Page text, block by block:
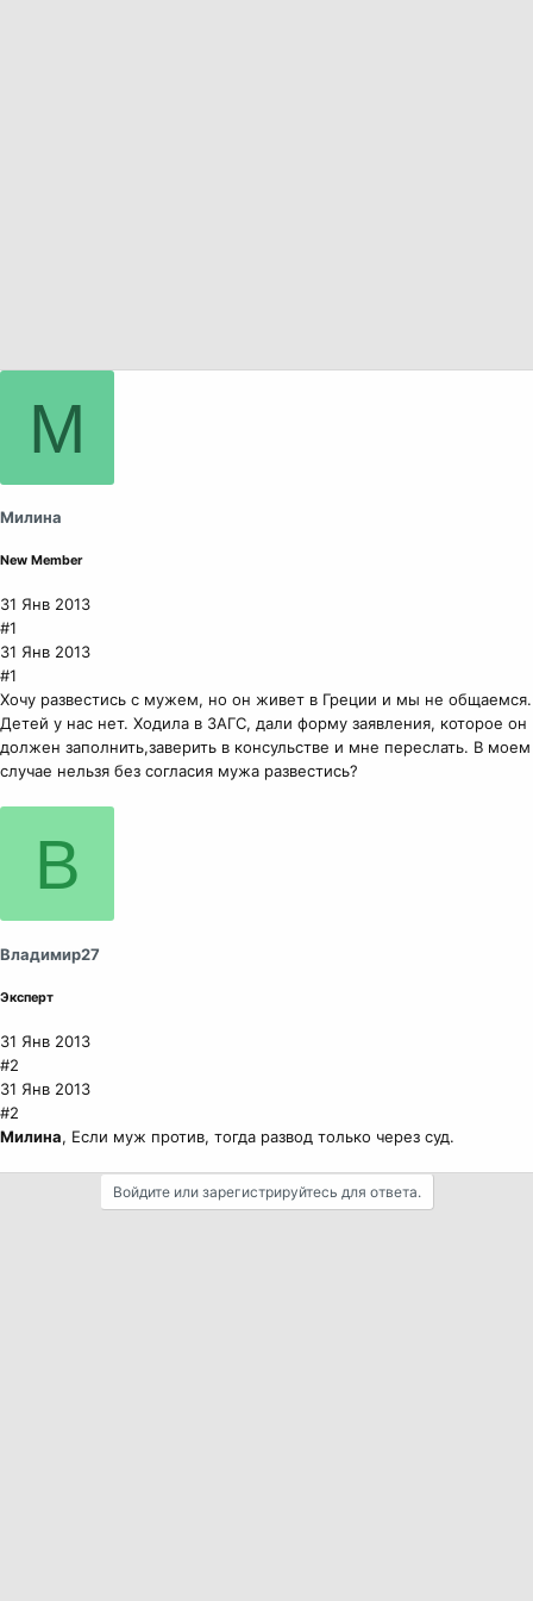
М
Милина
New Member
31 Янв 2013
#1
31 Янв 2013
#1
Хочу развестись с мужем, но он живет в Греции и мы не общаемся.
Детей у нас нет. Ходила в ЗАГС, дали форму заявления, которое он
должен заполнить,заверить в консульстве и мне переслать. В моем
случае нельзя без согласия мужа развестись?
В
Владимир27
Эксперт
31 Янв 2013
#2
31 Янв 2013
#2
Милина, Если муж против, тогда развод только через суд.
Войдите или зарегистрируйтесь для ответа.